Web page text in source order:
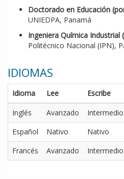
Doctorado en Educación
UNIEDPA, Panamá
Ingeniera Química Industrial
Politécnico Nacional (IPN),
IDIOMAS
Idioma Lee Escribe
Inglés
Avanzado Intermedio
Español
Nativo Nativo
Francés
Avanzado Intermedio